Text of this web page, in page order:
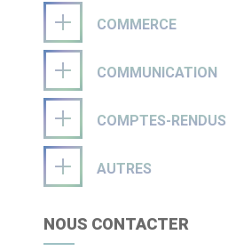
COMMERCE
COMMUNICATION
COMPTES-RENDUS
AUTRES
NOUS CONTACTER